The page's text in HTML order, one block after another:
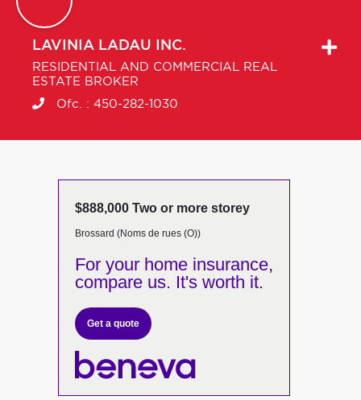
LAVINIA LADAU INC.
RESIDENTIAL AND COMMERCIAL REAL
ESTATE BROKER
Ofc. : 450-282-1030
$888,000 Two or more storey
Brossard (Noms de rues (O))
For your home insurance,
compare us. It's worth it.
Get a quote